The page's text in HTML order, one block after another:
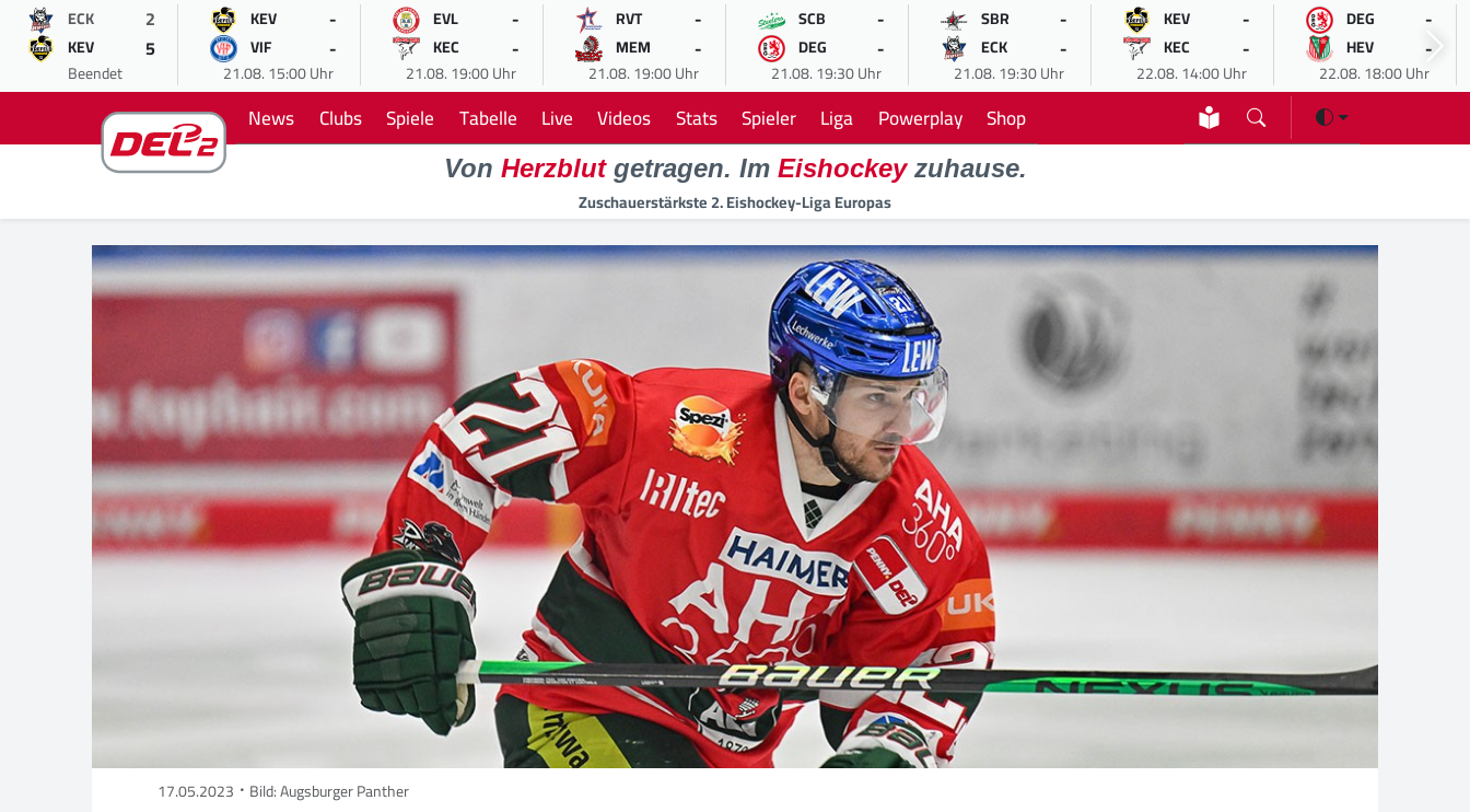
ECK 2
KEV 5
Beendet
KEV -
VIF -
21.08. 15:00 Uhr
EVL -
KEC -
21.08. 19:00 Uhr
RVT -
MEM -
21.08. 19:00 Uhr
SCB -
DEG -
21.08. 19:30 Uhr
SBR -
ECK -
21.08. 19:30 Uhr
KEV -
KEC -
22.08. 14:00 Uhr
DEG -
HEV -
22.08. 18:00 Uhr
News Clubs Spiele Tabelle Live Videos Stats Spieler Liga Powerplay Shop
Von Herzblutgetragen. Im Eishockeyzuhause.
Zuschauerstärkste 2. Eishockey-Liga Europas
17.05.2023 Bild: Augsburger Panther